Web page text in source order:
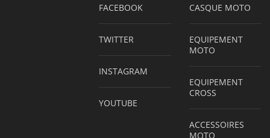
FACEBOOK
TWITTER
INSTAGRAM
YOUTUBE
CASQUE MOTO
EQUIPEMENT
MOTO
EQUIPEMENT
CROSS
ACCESSOIRES
MOTO